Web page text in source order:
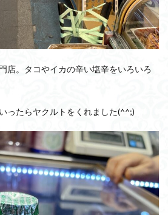
店。タコやイカの辛い塩辛をいろいろ
ったらヤクルトをくれました(^^;)